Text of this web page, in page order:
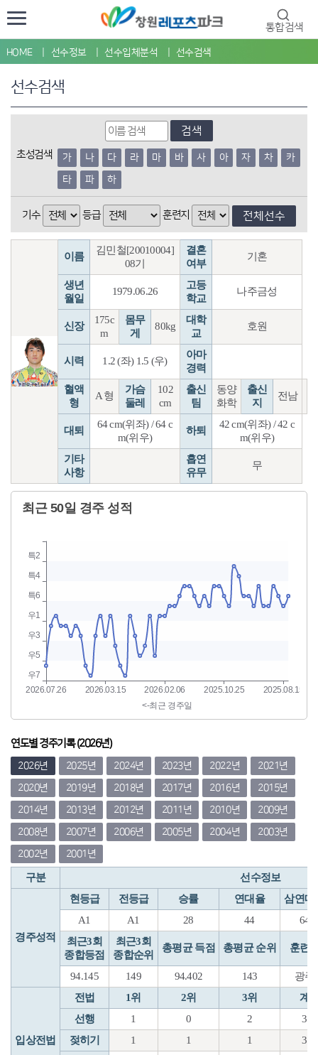
통합검색
HOME 선수정보 선수입체분석 선수검색
선수검색
검색
초성검색 가 나 다 라 마 바 사 아 자 차
카
타
파 하
기수 등급 훈련지 전체선수
이름
김민철[20010004]
08기
결혼
여부
기혼
생년
월일
1979.06.26
고등
학교
나주금성
신장
175c
m
몸무
게
80kg
대학
교
호원
시력 1.2 (좌) 1.5 (우)
아마
경력
혈액
형
A 형
가슴
둘레
102
cm
출신
팀
동양
화학
출신
지
전남
대퇴
64 cm(위좌) / 64 c
m(위우)
하퇴
42 cm(위좌) / 42 c
m(위우)
기타
사항
흡연
유무
무
연도별 경주기록 (2026년)
2026년 2025년 2024년 2023년 2022년
2021년
2020년
2019년 2018년 2017년 2016년
2015년
2014년
2013년 2012년 2011년 2010년
2009년
2008년
2007년 2006년 2005년 2004년
2003년
2002년
2001년
구분 선수정보
경주성적
현등급 전등급 승률 연대율
삼연대
A1
A1 28 44
64
최근3회
종합등점
최근3회
종합순위
총평균 득점 총평균 순위 훈련
94.145 149 94.402 143 광주
입상전법
전법 1위 2위 3위
계
선행
1 0 2
3
젖히기
1 1 1
3